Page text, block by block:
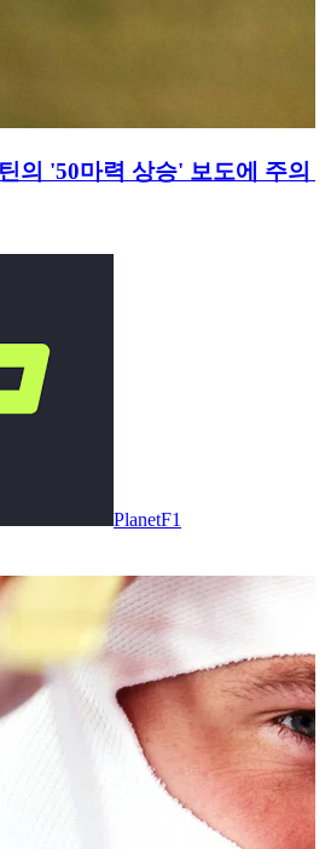
의 '50마력 상승' 보도에 주
PlanetF1